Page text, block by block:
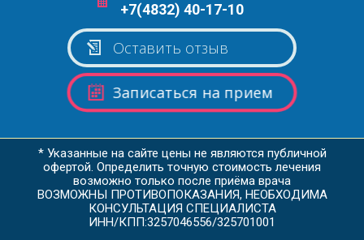
Оставить отзыв
+7(4832) 40-17-10
Записаться на прием
* Указанные на сайте цены не являются публичной
офертой. Определить точную стоимость лечения
возможно только после приёма врача
ВОЗМОЖНЫ ПРОТИВОПОКАЗАНИЯ, НЕОБХОДИМА
КОНСУЛЬТАЦИЯ СПЕЦИАЛИСТА
ИНН/КПП:3257046556/325701001